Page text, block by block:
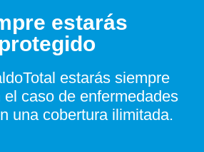
estarás
protegido
estarás siempre
el caso de enfermedades
una cobertura ilimitada.